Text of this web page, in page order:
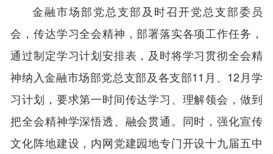
金融市场部党总支部及时召开党总支部委员
会，传达学习全会精神，部署落实各项工作任务，
通过制定学习计划安排表，及时将学习贯彻全会精
神纳入金融市场部党总支部及各支部11月、12月学
习计划，要求第一时间传达学习、理解领会，做到
把全会精神学深悟透、融会贯通。同时，强化宣传
文化阵地建设，内网党建园地专门开设十九届五中